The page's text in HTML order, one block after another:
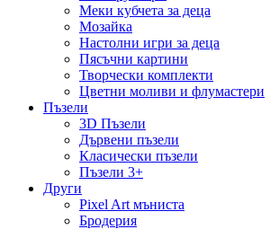
Меки кубчета за деца
Мозайка
Настолни игри за деца
Пясъчни картини
Творчески комплекти
Цветни моливи и флумастери
Пъзели
3D Пъзели
Дървени пъзели
Класически пъзели
Пъзели 3+
Други
Pixel Art мъниста
Бродерия